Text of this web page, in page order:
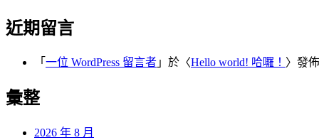
近期留言
「 一位 WordPress 留言者 」於〈Hello world! 哈囉！ 〉發
彙整
2026 年 8 月